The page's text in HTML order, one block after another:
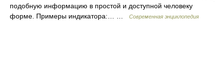
подобную информацию в простой и доступной человеку
форме. Примеры индикатора:… …
Современная энциклопедия